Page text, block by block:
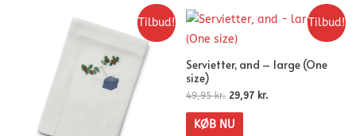
Tilbud! Tilbud!
Servietter, and – large (One
size)
49,95kr. 29,97 kr.
KØB NU